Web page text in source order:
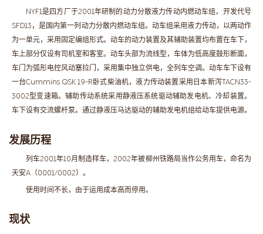
NYF1是四方厂于2001年研制的动力分散液力传动内燃动车组，开发代号
SFD13，是国内第一列动力分散内燃动车组。动车组采用液力传动，以两动作
为一单元，采用固定编组形式。动车的动力装置及其辅助装置均布置在车下，
车上部分仅设有司机室和客室。动车头部为流线型，车体为低高度鼓形断面，
车门为弧形电控风动塞拉门，采用集中独立供电，全列车空调。动车车下设有
一台Cummins QSK 19-R卧式柴油机，液力传动装置采用日本新泻TACN33-
3002型变速箱。辅助传动系统采用静液压系统驱动辅助发电机、冷却装置。
车下设有交流螺杆泵。通过静液压马达驱动的辅助发电机组给动车提供电源。
发展历程
列车2001年10月制造样车，2002年被柳州铁路局当作公务用车，命名为
天安A（0001/0002）。
使用时间不长，由于运用成本高而停用。
现状